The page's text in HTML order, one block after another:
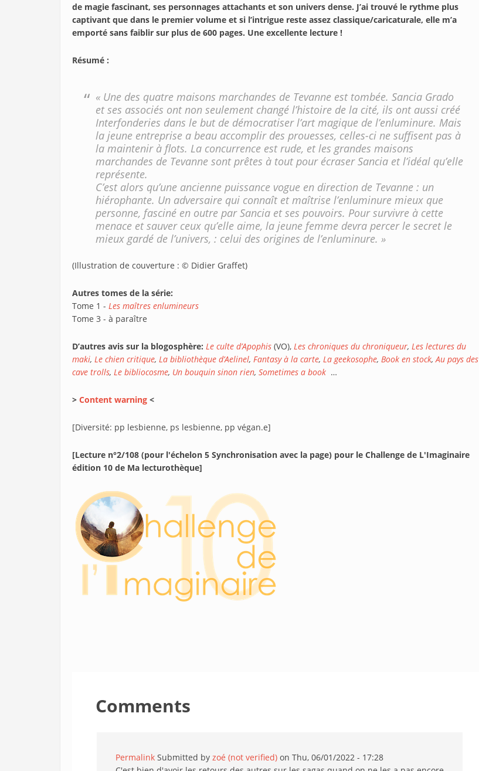
de magie fascinant, ses personnages attachants et son univers dense. J’ai trouvé le rythme plus
captivant que dans le premier volume et si l’intrigue reste assez classique/caricaturale, elle m’a
emporté sans faiblir sur plus de 600 pages. Une excellente lecture !
Résumé :
« Une des quatre maisons marchandes de Tevanne est tombée. Sancia Grado
et ses associés ont non seulement changé l’histoire de la cité, ils ont aussi créé
Interfonderies dans le but de démocratiser l’art magique de l’enluminure. Mais
la jeune entreprise a beau accomplir des prouesses, celles-ci ne suffisent pas à
la maintenir à flots. La concurrence est rude, et les grandes maisons
marchandes de Tevanne sont prêtes à tout pour écraser Sancia et l’idéal qu’elle
représente.
C’est alors qu’une ancienne puissance vogue en direction de Tevanne : un
hiérophante. Un adversaire qui connaît et maîtrise l’enluminure mieux que
personne, fasciné en outre par Sancia et ses pouvoirs. Pour survivre à cette
menace et sauver ceux qu’elle aime, la jeune femme devra percer le secret le
mieux gardé de l’univers, : celui des origines de l’enluminure. »
(Illustration de couverture : © Didier Graffet)
Autres tomes de la série:
Tome 1 - Les maîtres enlumineurs
Tome 3 - à paraître
D’autres avis sur la blogosphère: Le culte d’Apophis (VO), Les chroniques du chroniqueur, Les lectures du
maki, Le chien critique, La bibliothèque d’Aelinel, Fantasy à la carte, La geekosophe, Book en stock, Au pays des
cave trolls, Le bibliocosme, Un bouquin sinon rien, Sometimes a book …
> Content warning <
[Diversité: pp lesbienne, ps lesbienne, pp végan.e]
[Lecture n°2/108 (pour l'échelon 5 Synchronisation avec la page) pour le Challenge de L'Imaginaire
édition 10 de Ma lecturothèque]
Comments
Permalink Submitted by zoé (not verified) on Thu, 06/01/2022 - 17:28